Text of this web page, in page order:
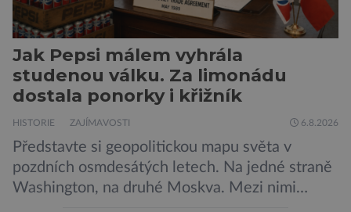
Jak Pepsi málem vyhrála
studenou válku. Za limonádu
dostala ponorky i křižník
HISTORIE ZAJÍMAVOSTI 6.8.2026
Představte si geopolitickou mapu světa v
pozdních osmdesátých letech. Na jedné straně
Washington, na druhé Moskva. Mezi nimi